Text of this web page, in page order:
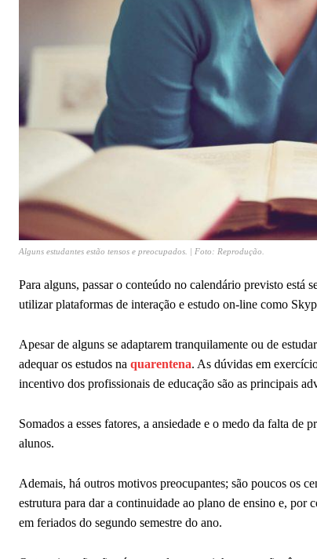
Alguns estudantes estão tensos e preocupados. | Foto: Reprodução.
Para alguns, passar o conteúdo no calendário previsto está
utilizar plataformas de interação e estudo on-line como
Apesar de alguns se adaptarem tranquilamente ou de
adequar os estudos na quarentena. As dúvidas em
incentivo dos profissionais de educação são as principais
Somados a esses fatores, a ansiedade e o medo da falta de
alunos.
Ademais, há outros motivos preocupantes; são poucos os
estrutura para dar a continuidade ao plano de ensino e, por
em feriados do segundo semestre do ano.